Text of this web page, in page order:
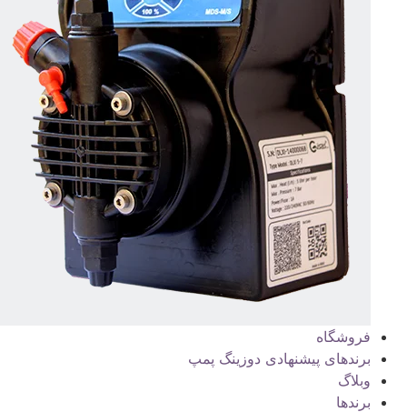
فروشگاه
برندهای پیشنهادی دوزینگ پمپ
وبلاگ
برندها